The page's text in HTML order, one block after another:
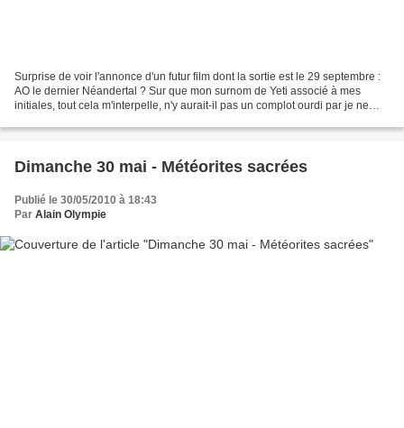
Surprise de voir l'annonce d'un futur film dont la sortie est le 29 septembre :
AO le dernier Néandertal ? Sur que mon surnom de Yeti associé à mes
initiales, tout cela m'interpelle, n'y aurait-il pas un complot ourdi par je ne
Dimanche 30 mai - Météorites sacrées
Publié le 30/05/2010 à 18:43
Par Alain Olympie